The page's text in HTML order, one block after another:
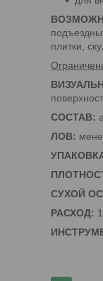
плитки,
СОСТАВ:
ЛОВ:
СУХОЙ
РАСХОД: